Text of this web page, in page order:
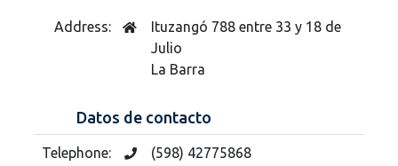
Address:
Ituzangó 788 entre 33 y 18 de
Julio
La Barra
Datos de contacto
Telephone: (598) 42775868